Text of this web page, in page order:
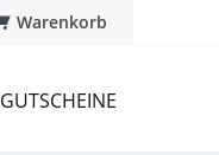
Warenkorb
GUTSCHEINE